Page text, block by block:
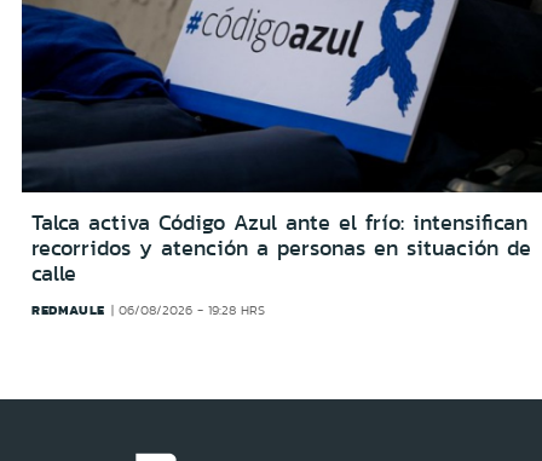
Talca activa Código Azul ante el frío: intensifican
recorridos y atención a personas en situación de
calle
REDMAULE 06/08/2026 - 19:28 HRS